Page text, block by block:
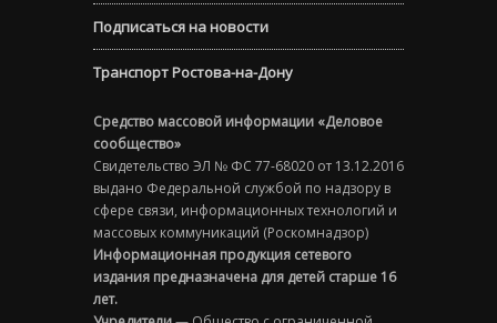
Подписаться на новости
Транспорт Ростова-на-Дону
Средство массовой информации «Деловое
сообщество»
Свидетельство ЭЛ № ФС 77-68020 от 13.12.2016
выдано Федеральной службой по надзору в
сфере связи, информационных технологий и
массовых коммуникаций (Роскомнадзор)
Информационная продукция сетевого
издания предназначена для детей старше 16
лет.